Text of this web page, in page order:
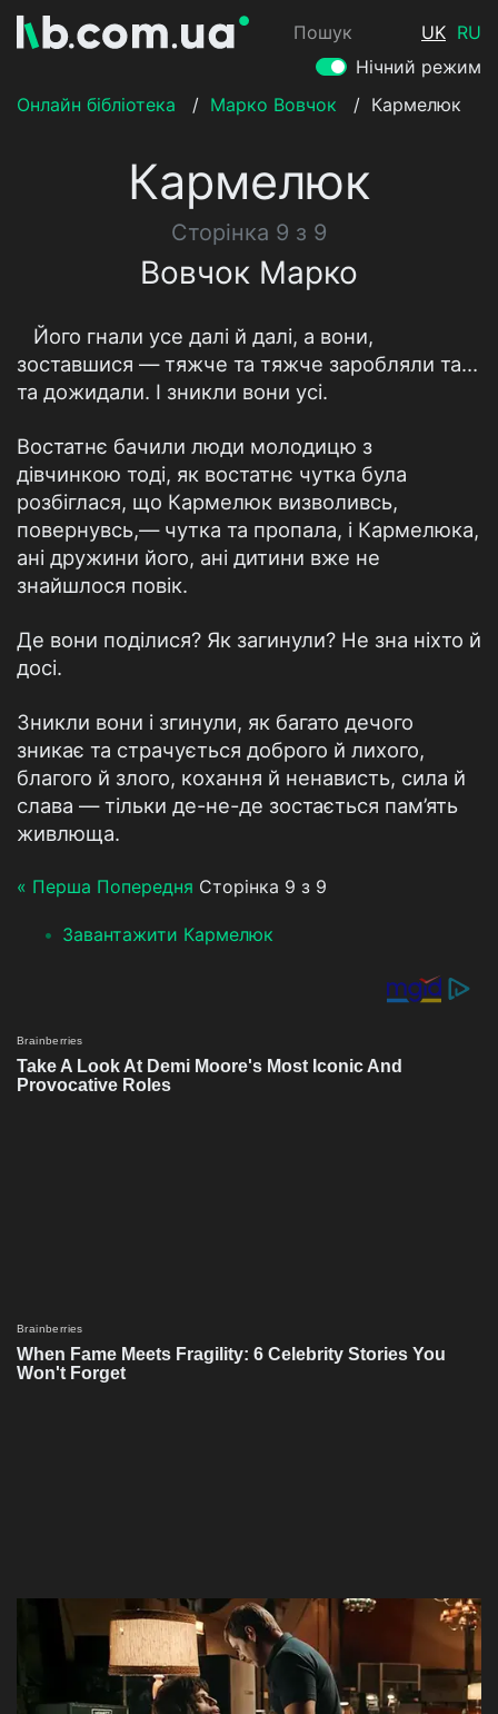
Пошук UK RU
Нічний режим
Онлайн бібліотека
/ Марко Вовчок / Кармелюк
Кармелюк
Сторінка 9 з 9
Вовчок Марко
Його гнали усе далі й далі, а вони,
зоставшися — тяжче та тяжче заробляли та…
та дожидали. І зникли вони усі.
Востатнє бачили люди молодицю з
дівчинкою тоді, як востатнє чутка була
розбіглася, що Кармелюк визволивсь,
повернувсь,— чутка та пропала, і Кармелюка,
ані дружини його, ані дитини вже не
знайшлося повік.
Де вони поділися? Як загинули? Не зна ніхто й
досі.
Зникли вони і згинули, як багато дечого
зникає та страчується доброго й лихого,
благого й злого, кохання й ненависть, сила й
слава — тільки де-не-де зостається пам’ять
живлюща.
« Перша Попередня Сторінка 9 з 9
Завантажити Кармелюк